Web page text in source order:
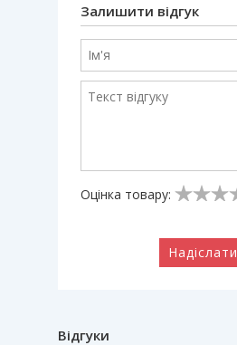
Залишити відгук
Оцінка товару:
Надіслати
Відгуки